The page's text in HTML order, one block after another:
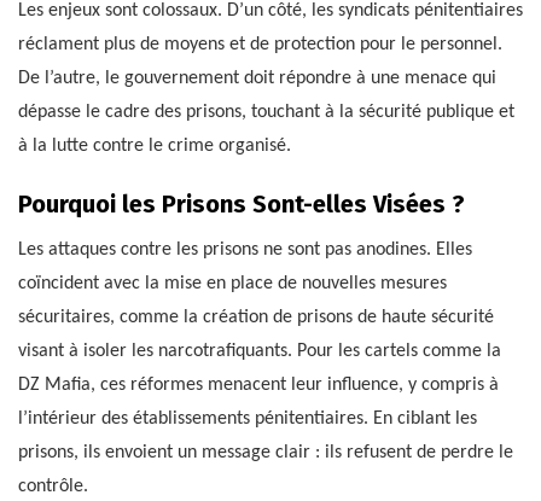
Les enjeux sont colossaux. D’un côté, les syndicats pénitentiaires
réclament plus de moyens et de protection pour le personnel.
De l’autre, le gouvernement doit répondre à une menace qui
dépasse le cadre des prisons, touchant à la sécurité publique et
à la lutte contre le crime organisé.
Pourquoi les Prisons Sont-elles Visées ?
Les attaques contre les prisons ne sont pas anodines. Elles
coïncident avec la mise en place de nouvelles mesures
sécuritaires, comme la création de prisons de haute sécurité
visant à isoler les narcotrafiquants. Pour les cartels comme la
DZ Mafia, ces réformes menacent leur influence, y compris à
l’intérieur des établissements pénitentiaires. En ciblant les
prisons, ils envoient un message clair : ils refusent de perdre le
contrôle.